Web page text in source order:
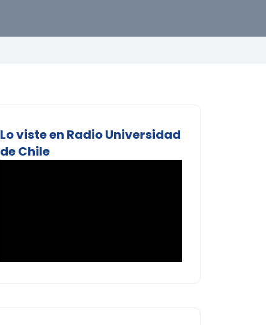
Lo viste en Radio Universidad
de Chile